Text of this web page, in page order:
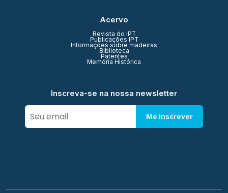
Acervo
Revista do IPT
Publicações IPT
Informações sobre madeiras
Biblioteca
Patentes
Memória Histórica
Inscreva-se na nossa newsletter
Me inscrever